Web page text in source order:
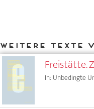
Weitere Texte
Freistätte.
In: Unbedingte